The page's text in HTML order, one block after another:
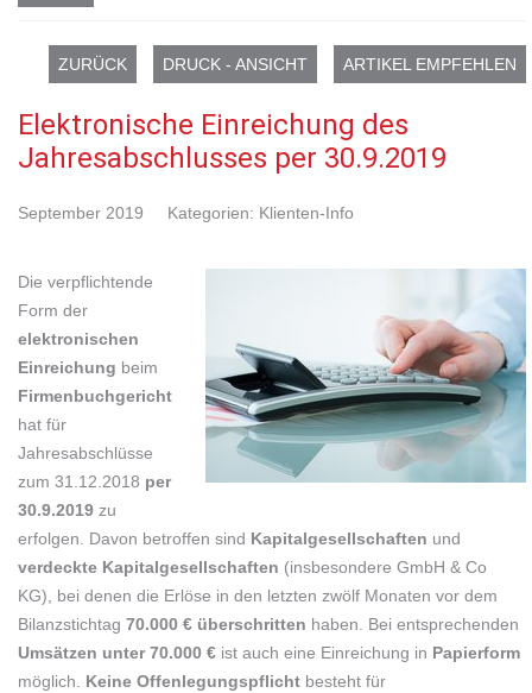
ZURÜCK DRUCK - ANSICHT ARTIKEL EMPFEHLEN
Elektronische Einreichung des
Jahresabschlusses per 30.9.2019
September 2019 Kategorien: Klienten-Info
Die verpflichtende
Form der
elektronischen
Einreichung beim
Firmenbuchgericht
hat für
Jahresabschlüsse
zum 31.12.2018 per
30.9.2019 zu
erfolgen. Davon betroffen sind Kapitalgesellschaften und
verdeckte Kapitalgesellschaften (insbesondere GmbH & Co
KG), bei denen die Erlöse in den letzten zwölf Monaten vor dem
Bilanzstichtag70.000 € überschritten haben. Bei entsprechenden
Umsätzen unter 70.000 € ist auch eine Einreichung in Papierform
möglich. Keine Offenlegungspflicht besteht für